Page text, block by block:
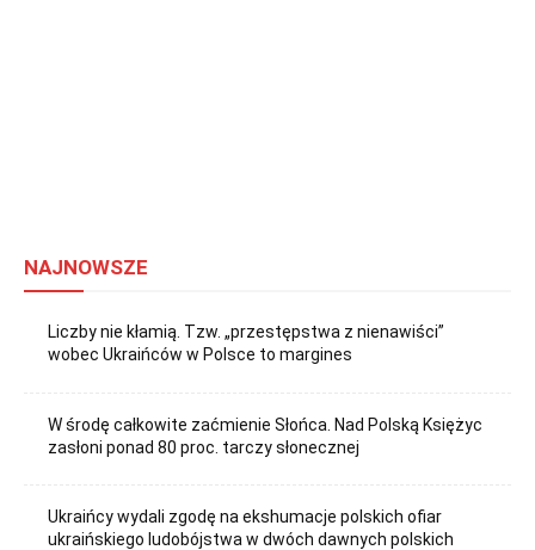
NAJNOWSZE
Liczby nie kłamią. Tzw. „przestępstwa z nienawiści”
wobec Ukraińców w Polsce to margines
W środę całkowite zaćmienie Słońca. Nad Polską Księżyc
zasłoni ponad 80 proc. tarczy słonecznej
Ukraińcy wydali zgodę na ekshumacje polskich ofiar
ukraińskiego ludobójstwa w dwóch dawnych polskich